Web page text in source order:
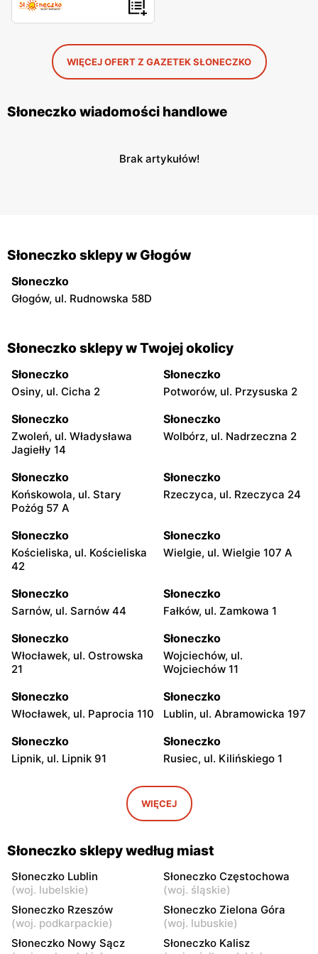
WIĘCEJ OFERT Z GAZETEK SŁONECZKO
Słoneczko wiadomości handlowe
Brak artykułów!
Słoneczko sklepy w Głogów
Słoneczko
Głogów, ul. Rudnowska 58D
Słoneczko sklepy w Twojej okolicy
Słoneczko
Osiny, ul. Cicha 2
Słoneczko
Potworów, ul. Przysuska 2
Słoneczko
Zwoleń, ul. Władysława
Jagiełły 14
Słoneczko
Wolbórz, ul. Nadrzeczna 2
Słoneczko
Końskowola, ul. Stary
Pożóg 57 A
Słoneczko
Rzeczyca, ul. Rzeczyca 24
Słoneczko
Kościeliska, ul. Kościeliska
42
Słoneczko
Wielgie, ul. Wielgie 107 A
Słoneczko
Sarnów, ul. Sarnów 44
Słoneczko
Fałków, ul. Zamkowa 1
Słoneczko
Włocławek, ul. Ostrowska
21
Słoneczko
Wojciechów, ul.
Wojciechów 11
Słoneczko
Włocławek, ul. Paprocia 110
Słoneczko
Lublin, ul. Abramowicka 197
Słoneczko
Lipnik, ul. Lipnik 91
Słoneczko
Rusiec, ul. Kilińskiego 1
Wola Wiązowa, ul. Wola
Słoneczko
Dworszowice Pakoszowe,
ul. Długa 25
Słoneczko
Kiełczygłów, ul. Tysiąclecia
13
Słoneczko
Klimontów, ul. Rynek 20
Siemkowice, ul. Szkolna 12 Osjaków, ul. Rynek 4
Słoneczko Słoneczko
WIĘCEJ
Słoneczko sklepy według miast
Słoneczko Lublin
(woj. lubelskie)
Słoneczko Częstochowa
(woj. śląskie)
Słoneczko Rzeszów
(woj. podkarpackie)
Słoneczko Zielona Góra
(woj. lubuskie)
Słoneczko Nowy Sącz
Słoneczko Kalisz